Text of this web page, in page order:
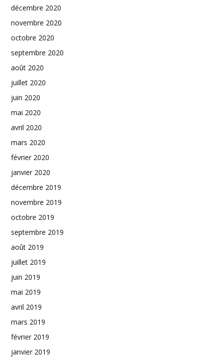
décembre 2020
novembre 2020
octobre 2020
septembre 2020
août 2020
juillet 2020
juin 2020
mai 2020
avril 2020
mars 2020
février 2020
janvier 2020
décembre 2019
novembre 2019
octobre 2019
septembre 2019
août 2019
juillet 2019
juin 2019
mai 2019
avril 2019
mars 2019
février 2019
janvier 2019